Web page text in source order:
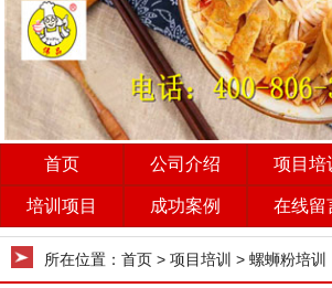
首页 公司介绍 项目培
培训项目 成功案例 在线留
所在位置： 首页 > 项目培训 > 螺蛳粉培训